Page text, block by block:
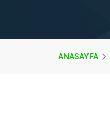
ANASAYFA